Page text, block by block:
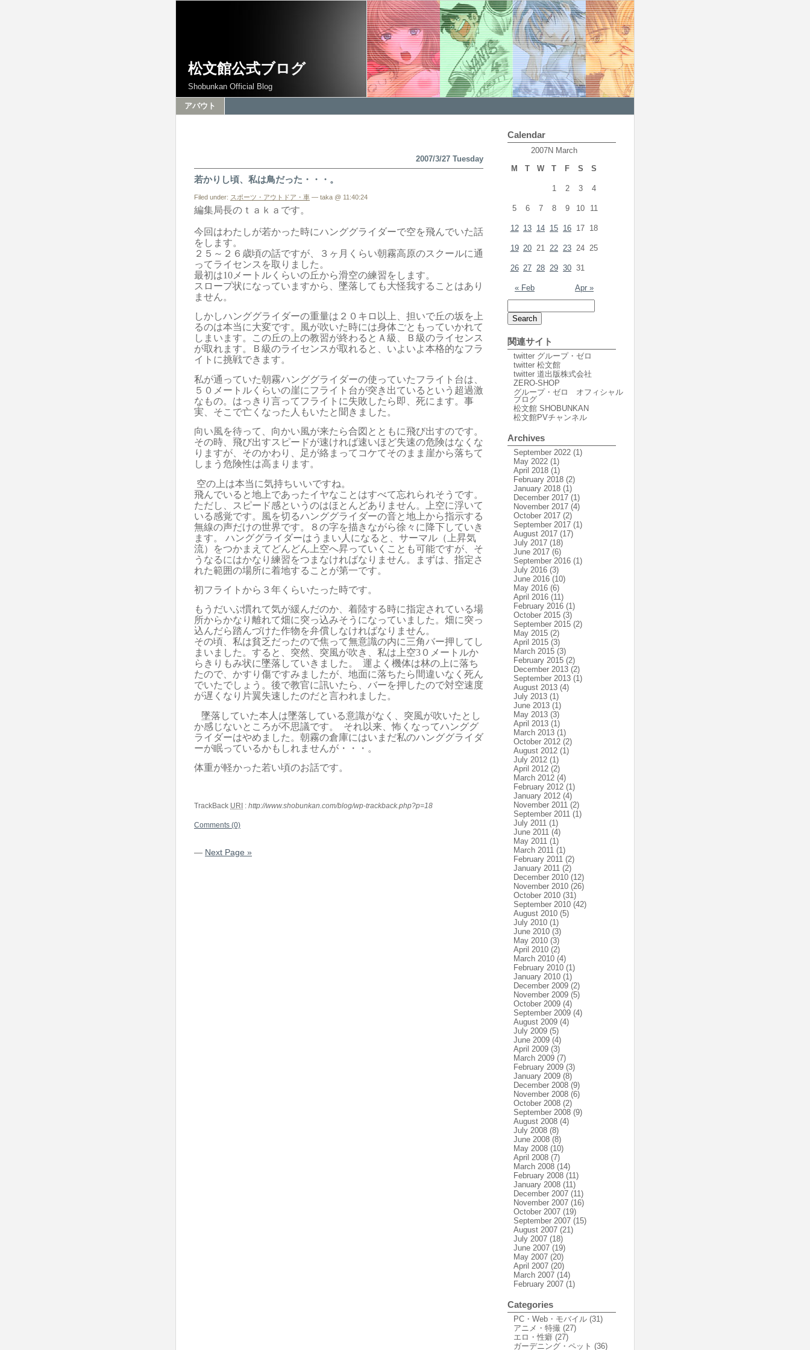
松文館公式ブログ
Shobunkan Official Blog
アバウト
2007/3/27 Tuesday
若かりし頃、私は鳥だった・・・。
Filed under: スポーツ・アウトドア・車 — taka @ 11:40:24
編集局長のｔａｋａです。
今回はわたしが若かった時にハンググライダーで空を飛んでいた話
をします。
２５～２６歳頃の話ですが、３ヶ月くらい朝霧高原のスクールに通
ってライセンスを取りました。
最初は10 メートルくらいの丘から滑空の練習をします。
スロープ状になっていますから、墜落しても大怪我することはあり
ません。
しかしハンググライダーの重量は２０キロ以上、担いで丘の坂を上
るのは本当に大変です。
風が吹いた時には身体ごともっていかれて
しまいます。
この丘の上の教習が終わるとＡ級、Ｂ級のライセンス
が取れます。
Ｂ級のライセンスが取れると、いよいよ本格的なフラ
イトに挑戦できます。
私が通っていた朝霧ハンググライダーの使っていたフライト台は、
５０メートル くらいの崖にフライト台が突き出ているという超過激
なもの。はっきり言ってフライトに失敗したら即、死にます。事
実、そこで亡くなった人もいたと聞きました。
向い風を待って、向かい風が来たら合図とともに飛び出すのです。
その時、飛び出すスピードが速ければ速いほど失速の危険はなくな
りますが、そのかわり、足が絡まって コケてそのまま崖から落ちて
しまう危険性は高まります。
空の上は本当に気持ちいいですね。
飛んでいると地上であったイヤなことはすべて忘れられそうです。
ただし、スピード感というのはほとんどありません。上空に浮いて
いる感覚です。
風を切るハンググライダーの音と地上から指示する
無線の声だけの世界です。
８の字を描きながら徐々に降下していき
ます。
ハンググライダーはうまい人になると、サーマル（上昇気
流）をつかまえてどんどん上空へ昇っていくことも可能ですが、そ
うなるにはかなり練習をつまなければなりません。
まずは、指定さ
れた範囲の場所に着地することが第一です。
初フライトから３年くらいたった時です。
もうだいぶ慣れて気が緩んだのか、着陸する時に指定されている場
所からかなり離れて畑に突っ込みそうになっていました。畑に突っ
込んだら踏んづけた作物を弁償しなければなりません。
その頃、私は貧乏だったので焦って無意識の内に三角バー押してし
まいました。すると、突然、突風が吹き、私は上空3 ０メートルか
らきりもみ状に墜落していきました。
運よく機体は林の上に落ち
たので、かすり傷ですみましたが、地面に落ちたら間違いなく死ん
でいたでしょう。後で教官に訊いたら、バーを押したので対空速度
が遅くなり片翼失速したのだと言われました。
墜落していた本人は墜落している意識がなく、突風が吹いたとし
か感じないところが不思議です。
それ以来、怖くなってハンググ
ライダーはやめました。朝霧の倉庫にはいまだ私のハンググライダ
ーが眠っているかもしれませんが・・・。
体重が軽かった若い頃のお話です。
TrackBack URI : http://www.shobunkan.com/blog/wp-trackback.php?p=18
Comments (0)
— Next Page »
Calendar
2007N March
M
T W T F S S
« Feb Apr »
1 2 3 4
5 6 7 8 9 10 11
12 13 14 15 16 17 18
19 20 21 22 23 24 25
26 27 28 29 30 31
関連サイト
twitter グループ・ゼロ
twitter 松文館
twitter 道出版株式会社
ZERO-SHOP
グループ・ゼロ オフィシャル
ブログ
松文館 SHOBUNKAN
松文館PVチャンネル
Archives
September 2022 (1)
May 2022 (1)
April 2018 (1)
February 2018 (2)
January 2018 (1)
December 2017 (1)
November 2017 (4)
October 2017 (2)
September 2017 (1)
August 2017 (17)
July 2017 (18)
June 2017 (6)
September 2016 (1)
July 2016 (3)
June 2016 (10)
May 2016 (6)
April 2016 (11)
February 2016 (1)
October 2015 (3)
September 2015 (2)
May 2015 (2)
April 2015 (3)
March 2015 (3)
February 2015 (2)
December 2013 (2)
September 2013 (1)
August 2013 (4)
July 2013 (1)
June 2013 (1)
May 2013 (3)
April 2013 (1)
March 2013 (1)
October 2012 (2)
August 2012 (1)
July 2012 (1)
April 2012 (2)
March 2012 (4)
February 2012 (1)
January 2012 (4)
November 2011 (2)
September 2011 (1)
July 2011 (1)
June 2011 (4)
May 2011 (1)
March 2011 (1)
February 2011 (2)
January 2011 (2)
December 2010 (12)
November 2010 (26)
October 2010 (31)
September 2010 (42)
August 2010 (5)
July 2010 (1)
June 2010 (3)
May 2010 (3)
April 2010 (2)
March 2010 (4)
February 2010 (1)
January 2010 (1)
December 2009 (2)
November 2009 (5)
October 2009 (4)
September 2009 (4)
August 2009 (4)
July 2009 (5)
June 2009 (4)
April 2009 (3)
March 2009 (7)
February 2009 (3)
January 2009 (8)
December 2008 (9)
November 2008 (6)
October 2008 (2)
September 2008 (9)
August 2008 (4)
July 2008 (8)
June 2008 (8)
May 2008 (10)
April 2008 (7)
March 2008 (14)
February 2008 (11)
January 2008 (11)
December 2007 (11)
November 2007 (16)
October 2007 (19)
September 2007 (15)
August 2007 (21)
July 2007 (18)
June 2007 (19)
May 2007 (20)
April 2007 (20)
March 2007 (14)
February 2007 (1)
Categories
PC・Web・モバイル (31)
アニメ・特撮 (27)
エロ・性癖 (27)
ガーデニング・ペット (36)